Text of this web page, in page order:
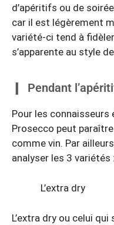
d’apéritifs ou de
car il est légèrement
variété-ci tend à
s’apparente au style
Pendant
Pour les connaisseurs
Prosecco peut
comme vin. Par
analyser les 3 variétés
L’extra dry
L’extra dry ou celui